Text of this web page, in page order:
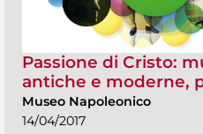
Passione di Cristo:
antiche e moderne,
Museo Napoleonico
14/04/2017